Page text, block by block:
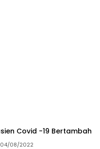
Covid -19 Bertambah
04/08/2022